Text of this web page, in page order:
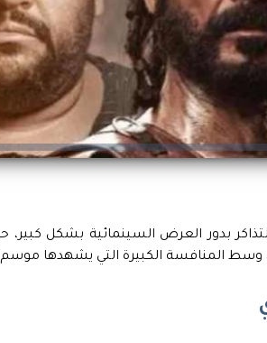
بدور العرض السينمائية بشكل كبير،
وسط المنافسة الكبيرة التي يشهدها